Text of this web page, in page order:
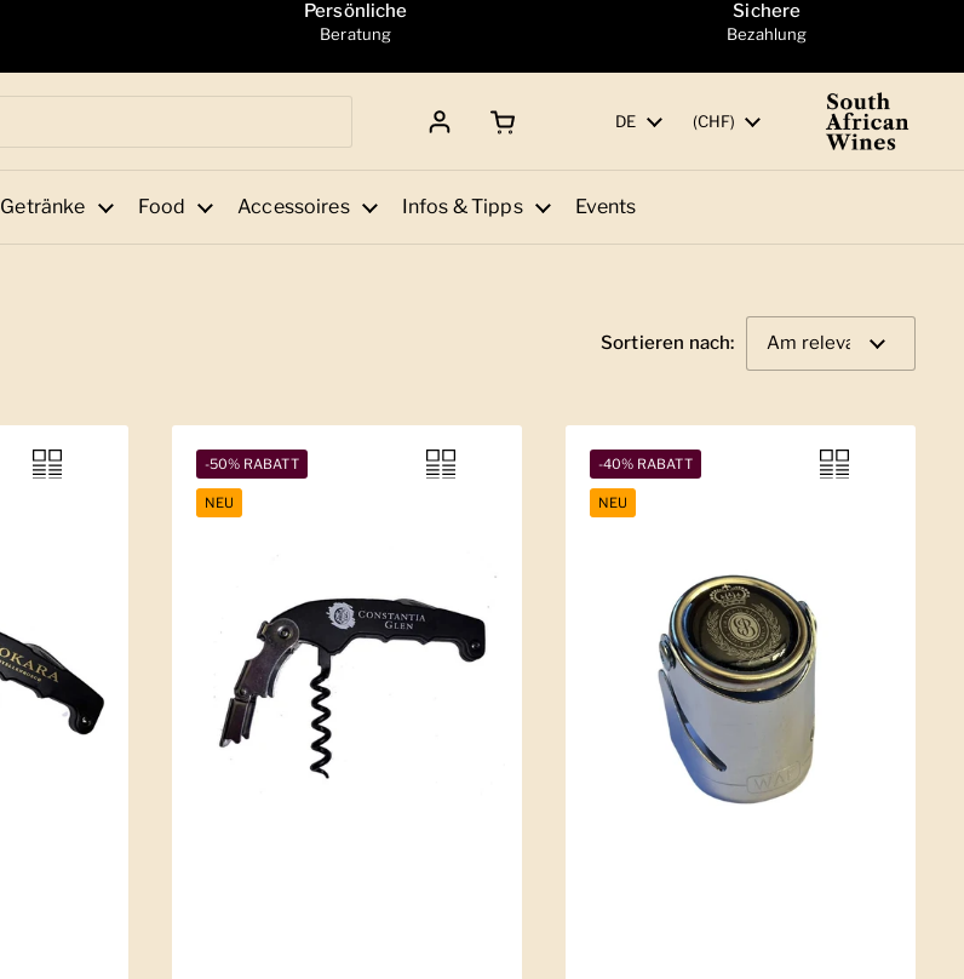
Persönliche
Beratung
Sichere
Bezahlung
Sprache
DE Land/Region
(CHF)
Getränke Food Accessoires Infos & Tipps Events
Sortieren nach:
-50% RABATT
NEU
-40% RABATT
NEU